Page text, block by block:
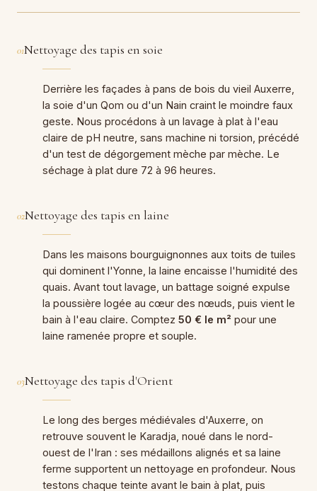
01Nettoyage des tapis en soie
Derrière les façades à pans de bois du vieil Auxerre,
la soie d'un Qom ou d'un Nain craint le moindre faux
geste. Nous procédons à un lavage à plat à l'eau
claire de pH neutre, sans machine ni torsion, précédé
d'un test de dégorgement mèche par mèche. Le
séchage à plat dure 72 à 96 heures.
02Nettoyage des tapis en laine
Dans les maisons bourguignonnes aux toits de tuiles
qui dominent l'Yonne, la laine encaisse l'humidité des
quais. Avant tout lavage, un battage soigné expulse
la poussière logée au cœur des nœuds, puis vient le
bain à l'eau claire. Comptez 50 € le m² pour une
laine ramenée propre et souple.
03Nettoyage des tapis d'Orient
Le long des berges médiévales d'Auxerre, on
retrouve souvent le Karadja, noué dans le nord-
ouest de l'Iran : ses médaillons alignés et sa laine
ferme supportent un nettoyage en profondeur. Nous
testons chaque teinte avant le bain à plat, puis